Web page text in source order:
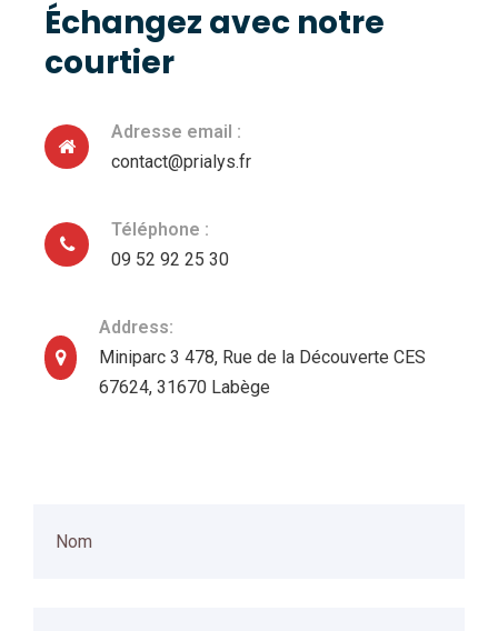
Échangez avec notre
courtier
Adresse email :
contact@prialys.fr
Téléphone :
09 52 92 25 30
Address:
Miniparc 3 478, Rue de la Découverte CES
67624, 31670 Labège